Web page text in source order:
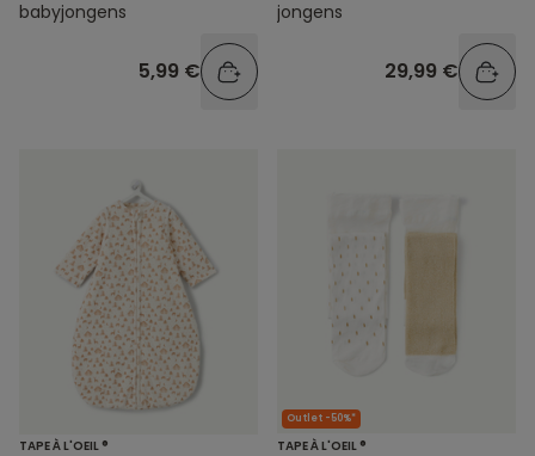
babyjongens
5,99 €
jongens
29,99 €
TAPE À L'OEIL ®
Outlet -50%*
TAPE À L'OEIL ®